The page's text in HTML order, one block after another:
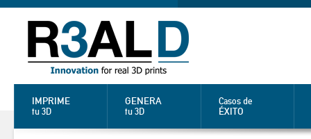
IMPRIME
tu 3D
GENERA
tu 3D
Casos de
ÉXITO